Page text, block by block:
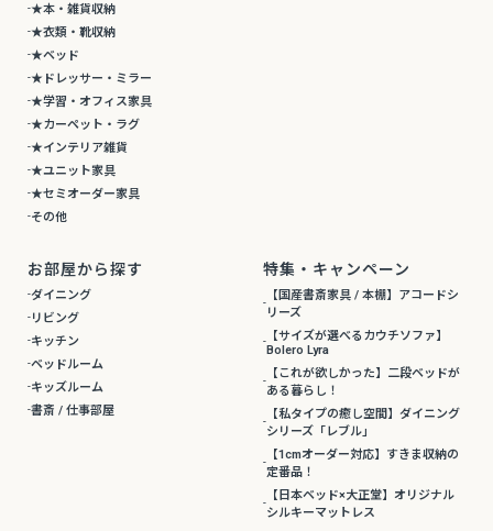
★本・雑貨収納
★衣類・靴収納
★ベッド
★ドレッサー・ミラー
★学習・オフィス家具
★カーペット・ラグ
★インテリア雑貨
★ユニット家具
★セミオーダー家具
その他
お部屋から探す
ダイニング
リビング
キッチン
ベッドルーム
キッズルーム
書斎 / 仕事部屋
特集・キャンペーン
【国産書斎家具 / 本棚】アコードシ
リーズ
【サイズが選べるカウチソファ】
Bolero Lyra
【これが欲しかった】二段ベッドが
ある暮らし！
【私タイプの癒し空間】ダイニング
シリーズ「レブル」
【1cmオーダー対応】すきま収納の
定番品！
【日本ベッド×大正堂】オリジナル
シルキーマットレス